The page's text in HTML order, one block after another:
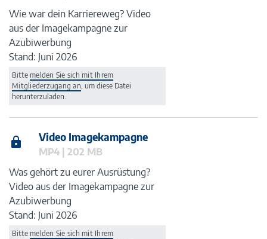
Wie war dein Karriereweg? Video
aus der Imagekampagne zur
Azubiwerbung
Stand: Juni 2026
Bitte melden Sie sich mit Ihrem
Mitgliederzugang an, um diese Datei
herunterzuladen.
Video Imagekampagne
MP4 | 202 MB
Was gehört zu eurer Ausrüstung?
Video aus der Imagekampagne zur
Azubiwerbung
Stand: Juni 2026
Bitte melden Sie sich mit Ihrem